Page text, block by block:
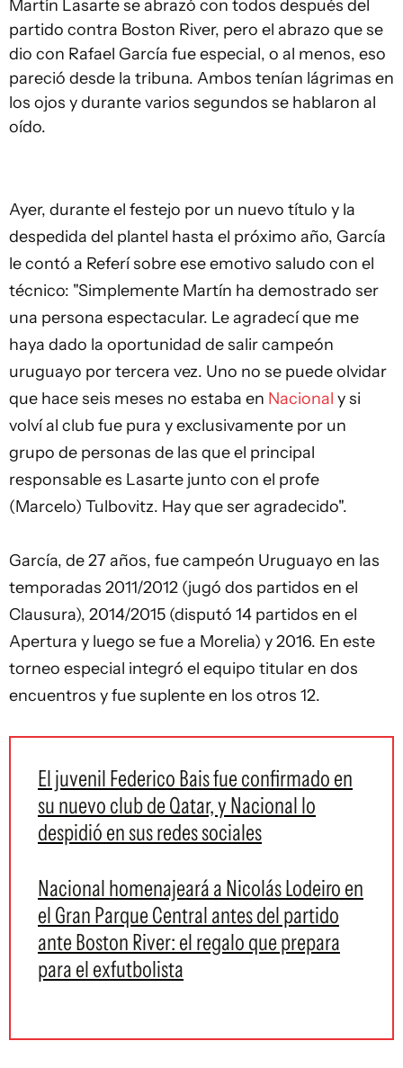
Martín Lasarte se abrazó con todos después del
partido contra Boston River, pero el abrazo que se
dio con Rafael García fue especial, o al menos, eso
pareció desde la tribuna. Ambos tenían lágrimas en
los ojos y durante varios segundos se hablaron al
oído.
Ayer, durante el festejo por un nuevo título y la
despedida del plantel hasta el próximo año, García
le contó a Referí sobre ese emotivo saludo con el
técnico: "Simplemente Martín ha demostrado ser
una persona espectacular. Le agradecí que me
haya dado la oportunidad de salir campeón
uruguayo por tercera vez. Uno no se puede olvidar
que hace seis meses no estaba en Nacional y si
volví al club fue pura y exclusivamente por un
grupo de personas de las que el principal
responsable es Lasarte junto con el profe
(Marcelo) Tulbovitz. Hay que ser agradecido".
García, de 27 años, fue campeón Uruguayo en las
temporadas 2011/2012 (jugó dos partidos en el
Clausura), 2014/2015 (disputó 14 partidos en el
Apertura y luego se fue a Morelia) y 2016. En este
torneo especial integró el equipo titular en dos
encuentros y fue suplente en los otros 12.
El juvenil Federico Bais fue confirmado en
su nuevo club de Qatar, y Nacional lo
despidió en sus redes sociales
Nacional homenajeará a Nicolás Lodeiro en
el Gran Parque Central antes del partido
ante Boston River: el regalo que prepara
para el exfutbolista